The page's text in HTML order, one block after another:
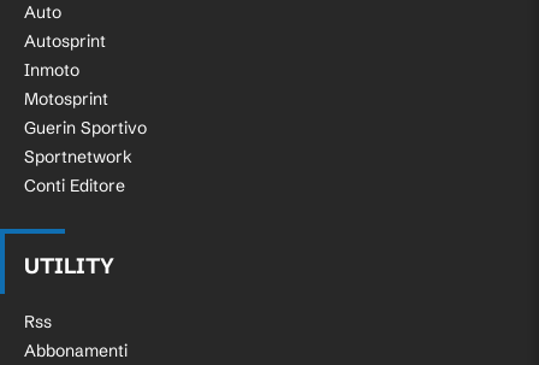
Auto
Autosprint
Inmoto
Motosprint
Guerin Sportivo
Sportnetwork
Conti Editore
UTILITY
Rss
Abbonamenti